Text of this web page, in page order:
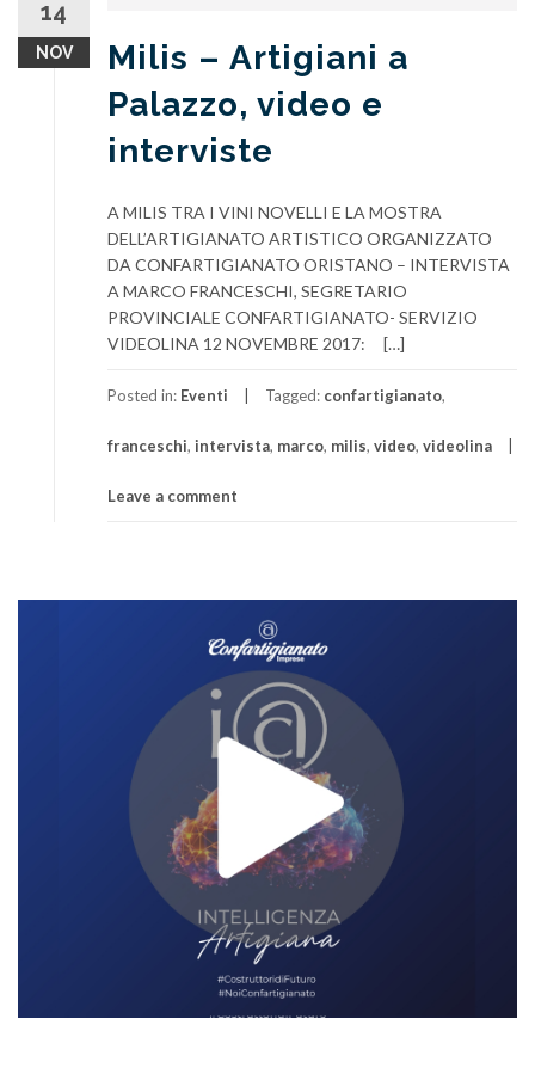
14
NOV
Milis – Artigiani a
Palazzo, video e
interviste
A MILIS TRA I VINI NOVELLI E LA MOSTRA
DELL’ARTIGIANATO ARTISTICO ORGANIZZATO
DA CONFARTIGIANATO ORISTANO – INTERVISTA
A MARCO FRANCESCHI, SEGRETARIO
PROVINCIALE CONFARTIGIANATO- SERVIZIO
VIDEOLINA 12 NOVEMBRE 2017: […]
Posted in: Eventi Tagged: confartigianato,
franceschi, intervista, marco, milis, video, videolina
Leave a comment